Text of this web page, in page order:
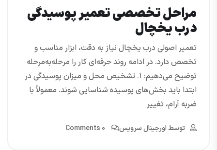
مراحل تخصصی تعمیر پوسیدگی
درب یخچال
تعمیر اصولی درب یخچال نیاز به دقت، ابزار مناسب و
تخصص دارد. در ادامه روند حرفه‌ای کار را مرحله‌به‌مرحله
توضیح می‌دهیم: ۱. تشخیص محل و میزان پوسیدگی در
ابتدا باید بخش‌های پوسیده شناسایی شوند. معمولاً با
ضربه آرام، تغییر
توسط اورجینال سرویس 0 Comments